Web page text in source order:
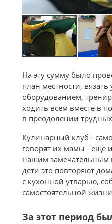
На эту сумму было
план местности,
оборудованием,
ходить всем вместе в
в преодолении
Кулинарный клуб -
говорят их мамы - еще
нашим замечательным
дети это повторяют
с кухонной утварью,
самостоятельной
За этот период